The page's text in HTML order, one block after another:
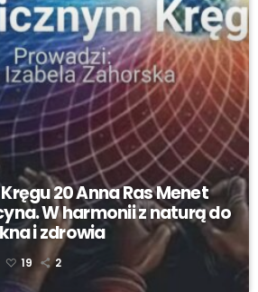
20 Anna Ras Menet
W harmonii z naturą do
i zdrowia
19 2